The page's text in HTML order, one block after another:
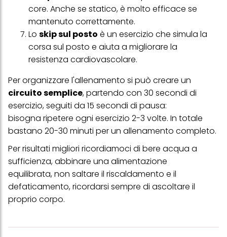
core. Anche se statico, è molto efficace se
mantenuto correttamente.
Lo skip sul posto è un esercizio che simula la
corsa sul posto e aiuta a migliorare la
resistenza cardiovascolare.
Per organizzare l'allenamento si può creare un
circuito semplice, partendo con 30 secondi di
esercizio, seguiti da 15 secondi di pausa:
bisogna ripetere ogni esercizio 2-3 volte. In totale
bastano 20-30 minuti per un allenamento completo.
Per risultati migliori ricordiamoci di bere acqua a
sufficienza, abbinare una alimentazione
equilibrata, non saltare il riscaldamento e il
defaticamento, ricordarsi sempre di ascoltare il
proprio corpo.
profili per scopi di marketing personalizzato, in particolare per
visualizzare annunci pubblicitari che potrebbero interessarti
(basati, ad esempio, sui tuoi interessi identificati) su questo sito
web e altri media (di terzi) tramite i dispositivi assegnati a te o
alla tua famiglia, nonché per misurare e ottimizzare il successo
delle campagne pubblicitarie.
nella nostra Informativa sulla protezione dei dati collegata nel piè
di pagina (Sezione "Cookie, Pixel, Impronte digitali e tecnologie
simili"). Puoi revocare il tuo consenso in qualsiasi momento con
effetto per il futuro disabilitando i cookie sul nostro sito web nella
sezione "Impostazioni cookie" collegata nel piè di pagina. Per
ulteriori informazioni sui cookie utilizzati su questo sito Web, in
particolare sul loro periodo di conservazione, consultare le
informazioni dettagliate su ciascun cookie disponibili facendo
clic su "modifica" di seguito".
Se fai clic su "Modifica" potrai trovare maggiori informazioni sul
trattamento dei tuoi dati / sull'uso dei cookie e consentirli per uno o
più degli scopi sopra menzionati. Cliccando su "Accetta tutto",
acconsenti all'uso dei cookie e al trattamento dei tuoi dati
personali per tutte le finalità sopra indicate. Se fai clic su "Rifiuta",